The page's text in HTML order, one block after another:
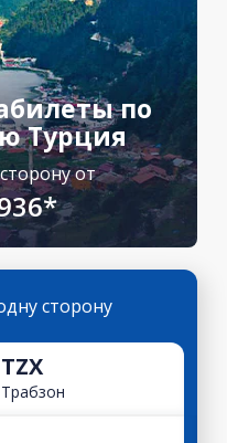
по
Турция
от
сторону
TZX
Трабзон